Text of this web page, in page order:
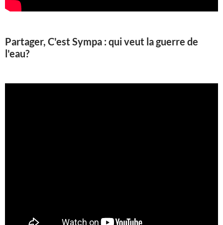
Partager, C'est Sympa : qui veut la guerre de
l'eau?